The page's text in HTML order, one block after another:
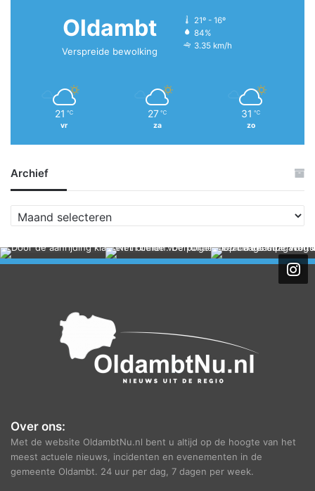
Oldambt
Verspreide bewolking
21º - 16º
84%
3.35 km/h
21 ℃
vr
27 ℃
za
31 ℃
zo
Archief
r
h
Over ons:
Met de website OldambtNu.nl bent u altijd op de hoogte van het
meest actuele nieuws, incidenten en evenementen in de
gemeente Oldambt. 24 uur per dag, 7 dagen per week.